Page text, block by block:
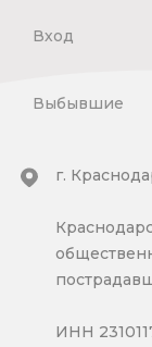
Вход
Выбывшие
г.
ИНН